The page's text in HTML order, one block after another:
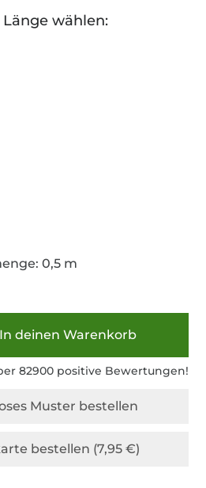
wählen:
0,5 m
In deinen Warenkorb
82900 positive Bewertungen!